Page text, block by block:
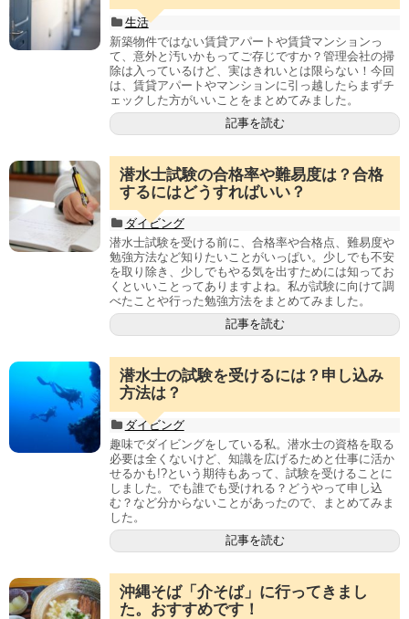
生活
新築物件ではない賃貸アパートや賃貸マンションっ
て、意外と汚いかもってご存じですか？管理会社の掃
除は入っているけど、実はきれいとは限らない！今回
は、賃貸アパートやマンションに引っ越したらまずチ
ェックした方がいいことをまとめてみました。
記事を読む
潜水士試験の合格率や難易度は？合格
するにはどうすればいい？
ダイビング
潜水士試験を受ける前に、合格率や合格点、難易度や
勉強方法など知りたいことがいっぱい。少しでも不安
を取り除き、少しでもやる気を出すためには知ってお
くといいことってありますよね。私が試験に向けて調
べたことや行った勉強方法をまとめてみました。
記事を読む
潜水士の試験を受けるには？申し込み
方法は？
ダイビング
趣味でダイビングをしている私。潜水士の資格を取る
必要は全くないけど、知識を広げるためと仕事に活か
せるかも!?という期待もあって、試験を受けることに
しました。でも誰でも受けれる？どうやって申し込
む？など分からないことがあったので、まとめてみま
した。
記事を読む
沖縄そば「介そば」に行ってきまし
た。おすすめです！